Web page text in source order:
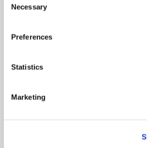
Selection
Necessary
Preferences
Statistics
Marketing
Para registrar su prueba,
serán anónimos.